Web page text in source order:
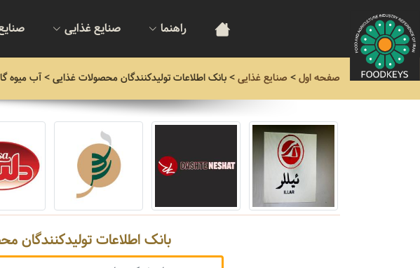
راهنما صنایع غذایی
صفحه اول> صنایع غذایی>بانک اطلاعات تولیدکنندگان محصولات غذایی> آب میوه
بانک اطلاعات تولیدکنندگان